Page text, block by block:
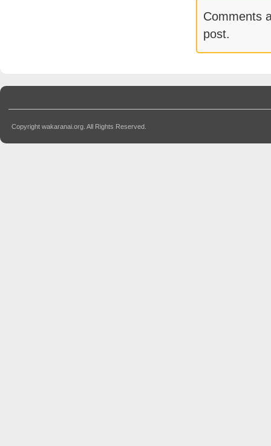
Comments
post.
Copyright wakaranai.org. All Rights Reserved.